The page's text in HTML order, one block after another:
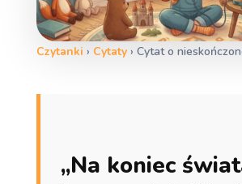
Czytanki › Cytaty› Cytat o
„Na koniec